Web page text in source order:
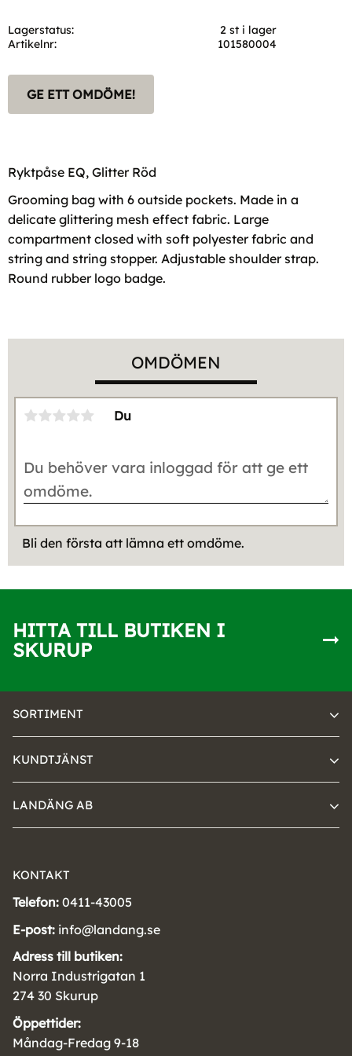
Lagerstatus
2 st i lager
Artikelnr
101580004
GE ETT OMDÖME!
Ryktpåse EQ, Glitter Röd
Grooming bag with 6 outside pockets. Made in a
delicate glittering mesh effect fabric. Large
compartment closed with soft polyester fabric and
string and string stopper. Adjustable shoulder strap.
Round rubber logo badge.
OMDÖMEN
Du
Bli den första att lämna ett omdöme.
HITTA TILL BUTIKEN I
SKURUP
SORTIMENT
KUNDTJÄNST
LANDÄNG AB
KONTAKT
Telefon: 0411-43005
E-post: info@landang.se
Adress till butiken:
Norra Industrigatan 1
274 30 Skurup
Öppettider:
Måndag-Fredag 9-18